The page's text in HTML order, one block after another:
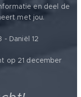
en deel de
met jou.
- Daniël 12
op 21 december